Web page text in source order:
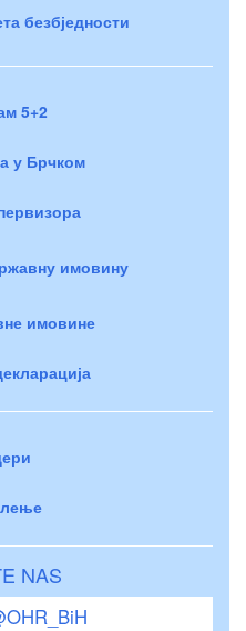
безбједности
5+2
у Брчком
имовину
имовине
NAS